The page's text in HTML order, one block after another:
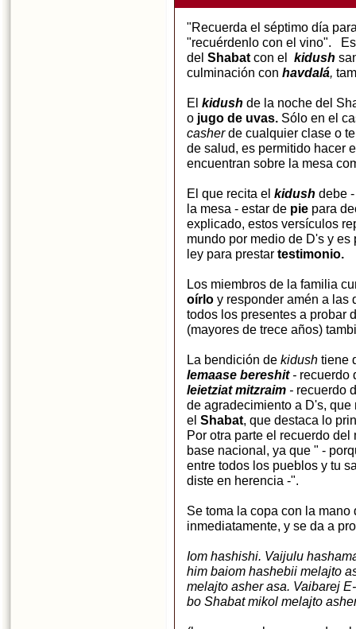
"Recuerda el séptimo día
"recuérdenlo con el vino".
del Shabat con el kidush
culminación con havdalá,
El kidush de la noche del
o jugo de uvas. Sólo en el
casherde cualquier clase o
de salud, es permitido hacer
encuentran sobre la mesa
El que recita el kidush debe
la mesa - estar de pie para
explicado, estos versículos
mundo por medio de D's y
ley para prestar testimonio.
Los miembros de la familia
oírlo y responder amén a las
todos los presentes a probar
(mayores de trece años)
La bendición de kidush tiene
lemaase bereshit - recuerdo
leietziat mitzraim - recuerdo
de agradecimiento a D's,
el Shabat, que destaca lo
Por otra parte el recuerdo
base nacional, ya que " -
entre todos los pueblos y tu
diste en herencia -".
Se toma la copa con la
inmediatamente, y se da a
Iom hashishi. Vaijulu
him baiom hashebii melajto
melajto asher asa. Vaibarej
bo Shabat mikol melajto